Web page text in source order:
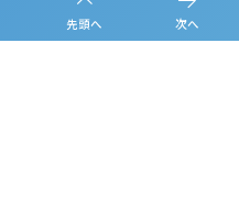
先頭へ 次へ